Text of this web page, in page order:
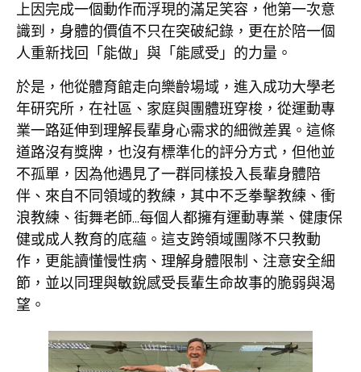
上因完成一個動作而浮現的滿足笑容，他第一次意
識到，身體的價值不只在突破紀錄，更在於陪一個
人重新找回「能做」與「能感受」的力量。
於是，他從體育館走向樂齡場域，進入成功大學老
年研究所，在社區、家庭與團體班穿梭，從運動專
業一路延伸到理解長輩身心需求的細微差異。這條
道路沒有獎牌，也沒有標準化的評分方式，但他並
不孤單，因為他遇見了一群同樣投入長輩身體陪
伴、來自不同領域的教練，其中不乏拳擊教練、衝
浪教練、街舞老師…每個人都擁有運動專業、健康保
健或成人教育的底蘊。這支跨領域團隊不只教動
作，更能讀懂慢性病、理解身體限制、注意安全細
節，並以同理與敏銳感受長輩生命故事的脆弱與渴
望。